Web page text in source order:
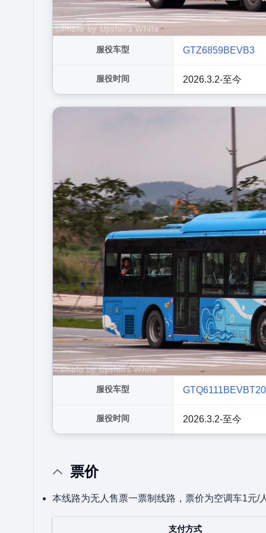
服役车型 GTZ6859BEVB3
服役时间 2026.3.2-至今
服役车型 GTQ6111BEVBT20
服役时间 2026.3.2-至今
票价
本线路为无人售票一票制线路，票价为空调车1元/
支付方式